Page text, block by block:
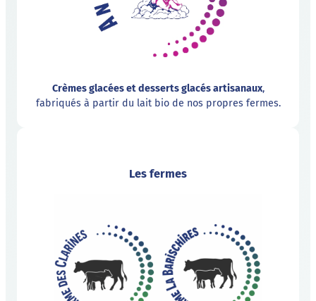
Crèmes glacées et desserts glacés artisanaux,
fabriqués à partir du lait bio de nos propres fermes.
Les fermes